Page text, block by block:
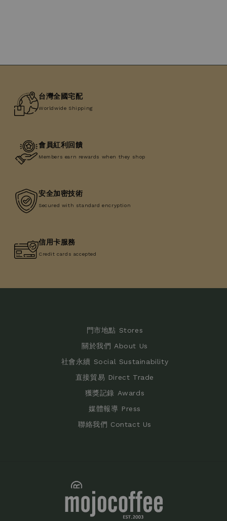
台灣全國宅配
Worldwide Shipping
會員紅利回饋
Members earn rewards when they shop
安全加密技術
Secured with standard encryption
信用卡服務
Credit cards accepted
門市地點 Stores
關於我們 About Us
社會永續 Social Sustainability
直接貿易 Direct Trade
獲獎記錄 Awards
媒體報導 Press
聯絡我們 Contact Us